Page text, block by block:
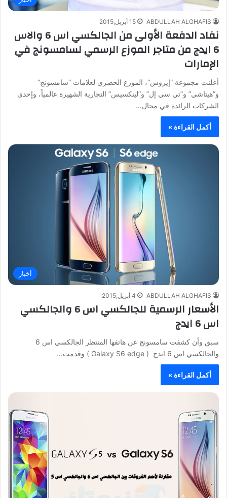
ABDULLAH ALGHAFIS 15 أبريل,2015
نفاد الدفعة الأولى من الجالكسي اس 6 والاس
6 ايدج من متاجر الموزع الرسمي لسامسونج في
الإمارات
أعلنت مجموعة “إيروس”، الموزع الحصري لعلامات “سامسونج”
و”هيتاشي” و”تي سي إل” و”لينكسيس” التجارية الشهيرة عالمياً، وإحدى
الشركات الرائدة في مجال…
أكمل القراءة »
أخبار
ABDULLAH ALGHAFIS 4 أبريل,2015
الأسعار الرسمية للجالكسي اس 6 والجالكسي
اس 6 ايدج
سبق وأن كشفت سامسونج عن هاتفها المنتظر الجالكسي اس 6
والجالكسي اس 6 ايدج ( Galaxy S6 edge ) وقدمت…
أكمل القراءة »